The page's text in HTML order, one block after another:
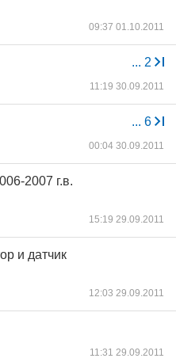
09:37 01.10.2011
... 2
11:19 30.09.2011
... 6
00:04 30.09.2011
2007 г.в.
15:19 29.09.2011
и датчик
12:03 29.09.2011
11:31 29.09.2011